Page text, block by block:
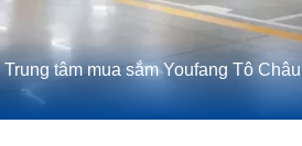
Trung tâm mua sắm Youfang Tô Châu